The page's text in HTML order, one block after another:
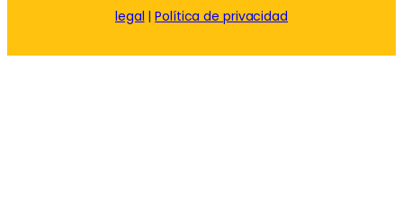
legal |Política de privacidad